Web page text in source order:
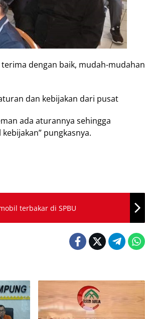
dengan baik, mudah-mudahan
dan kebijakan dari pusat
ada aturannya sehingga
pungkasnya.
terbakar di SPBU